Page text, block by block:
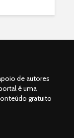
de autores
é uma
gratuito